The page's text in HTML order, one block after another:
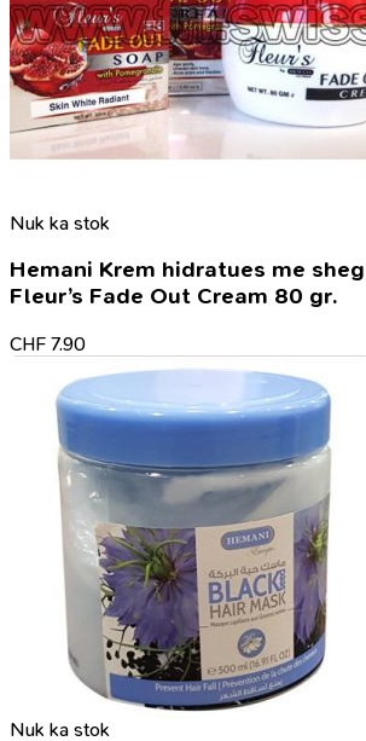
Nuk ka stok
Hemani Krem hidratues me
Fleur’s Fade Out Cream 80 gr.
CHF 7.90
Nuk ka stok